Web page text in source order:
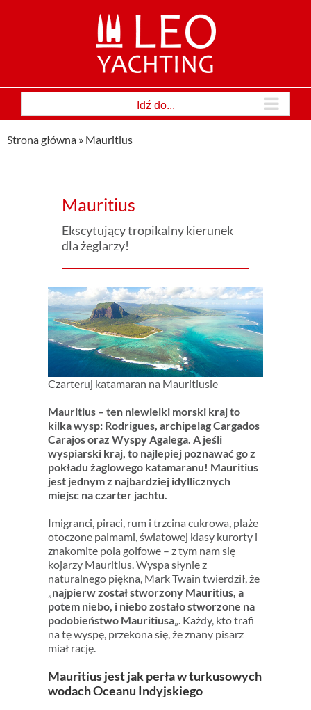
Idź do...
Strona główna » Mauritius
Mauritius
Ekscytujący tropikalny kierunek
dla żeglarzy!
Czarteruj katamaran na Mauritiusie
Mauritius – ten niewielki morski kraj to
kilka wysp: Rodrigues, archipelag Cargados
Carajos oraz Wyspy Agalega. A jeśli
wyspiarski kraj, to najlepiej poznawać go z
pokładu żaglowego katamaranu! Mauritius
jest jednym z najbardziej idyllicznych
miejsc na czarter jachtu.
Imigranci, piraci, rum i trzcina cukrowa, plaże
otoczone palmami, światowej klasy kurorty i
znakomite pola golfowe – z tym nam się
kojarzy Mauritius. Wyspa słynie z
naturalnego piękna, Mark Twain twierdził, że
„najpierw został stworzony Mauritius, a
potem niebo, i niebo zostało stworzone na
podobieństwo Mauritiusa„. Każdy, kto trafi
na tę wyspę, przekona się, że znany pisarz
miał rację.
Mauritius jest jak perła w turkusowych
wodach Oceanu Indyjskiego